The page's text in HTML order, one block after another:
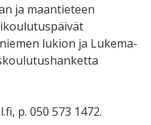
ja maantieteen
lukion ja Lukema-
p. 050 573 1472.